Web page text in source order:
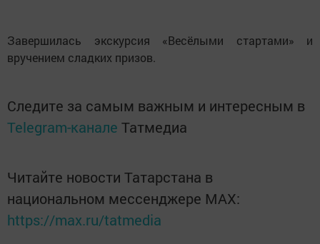
Завершилась экскурсия «Весёлыми стартами» и
вручением сладких призов.
Следите за самым важным и интересным в
Telegram-канале Татмедиа
Читайте новости Татарстана в
национальном мессенджере MАХ:
https://max.ru/tatmedia